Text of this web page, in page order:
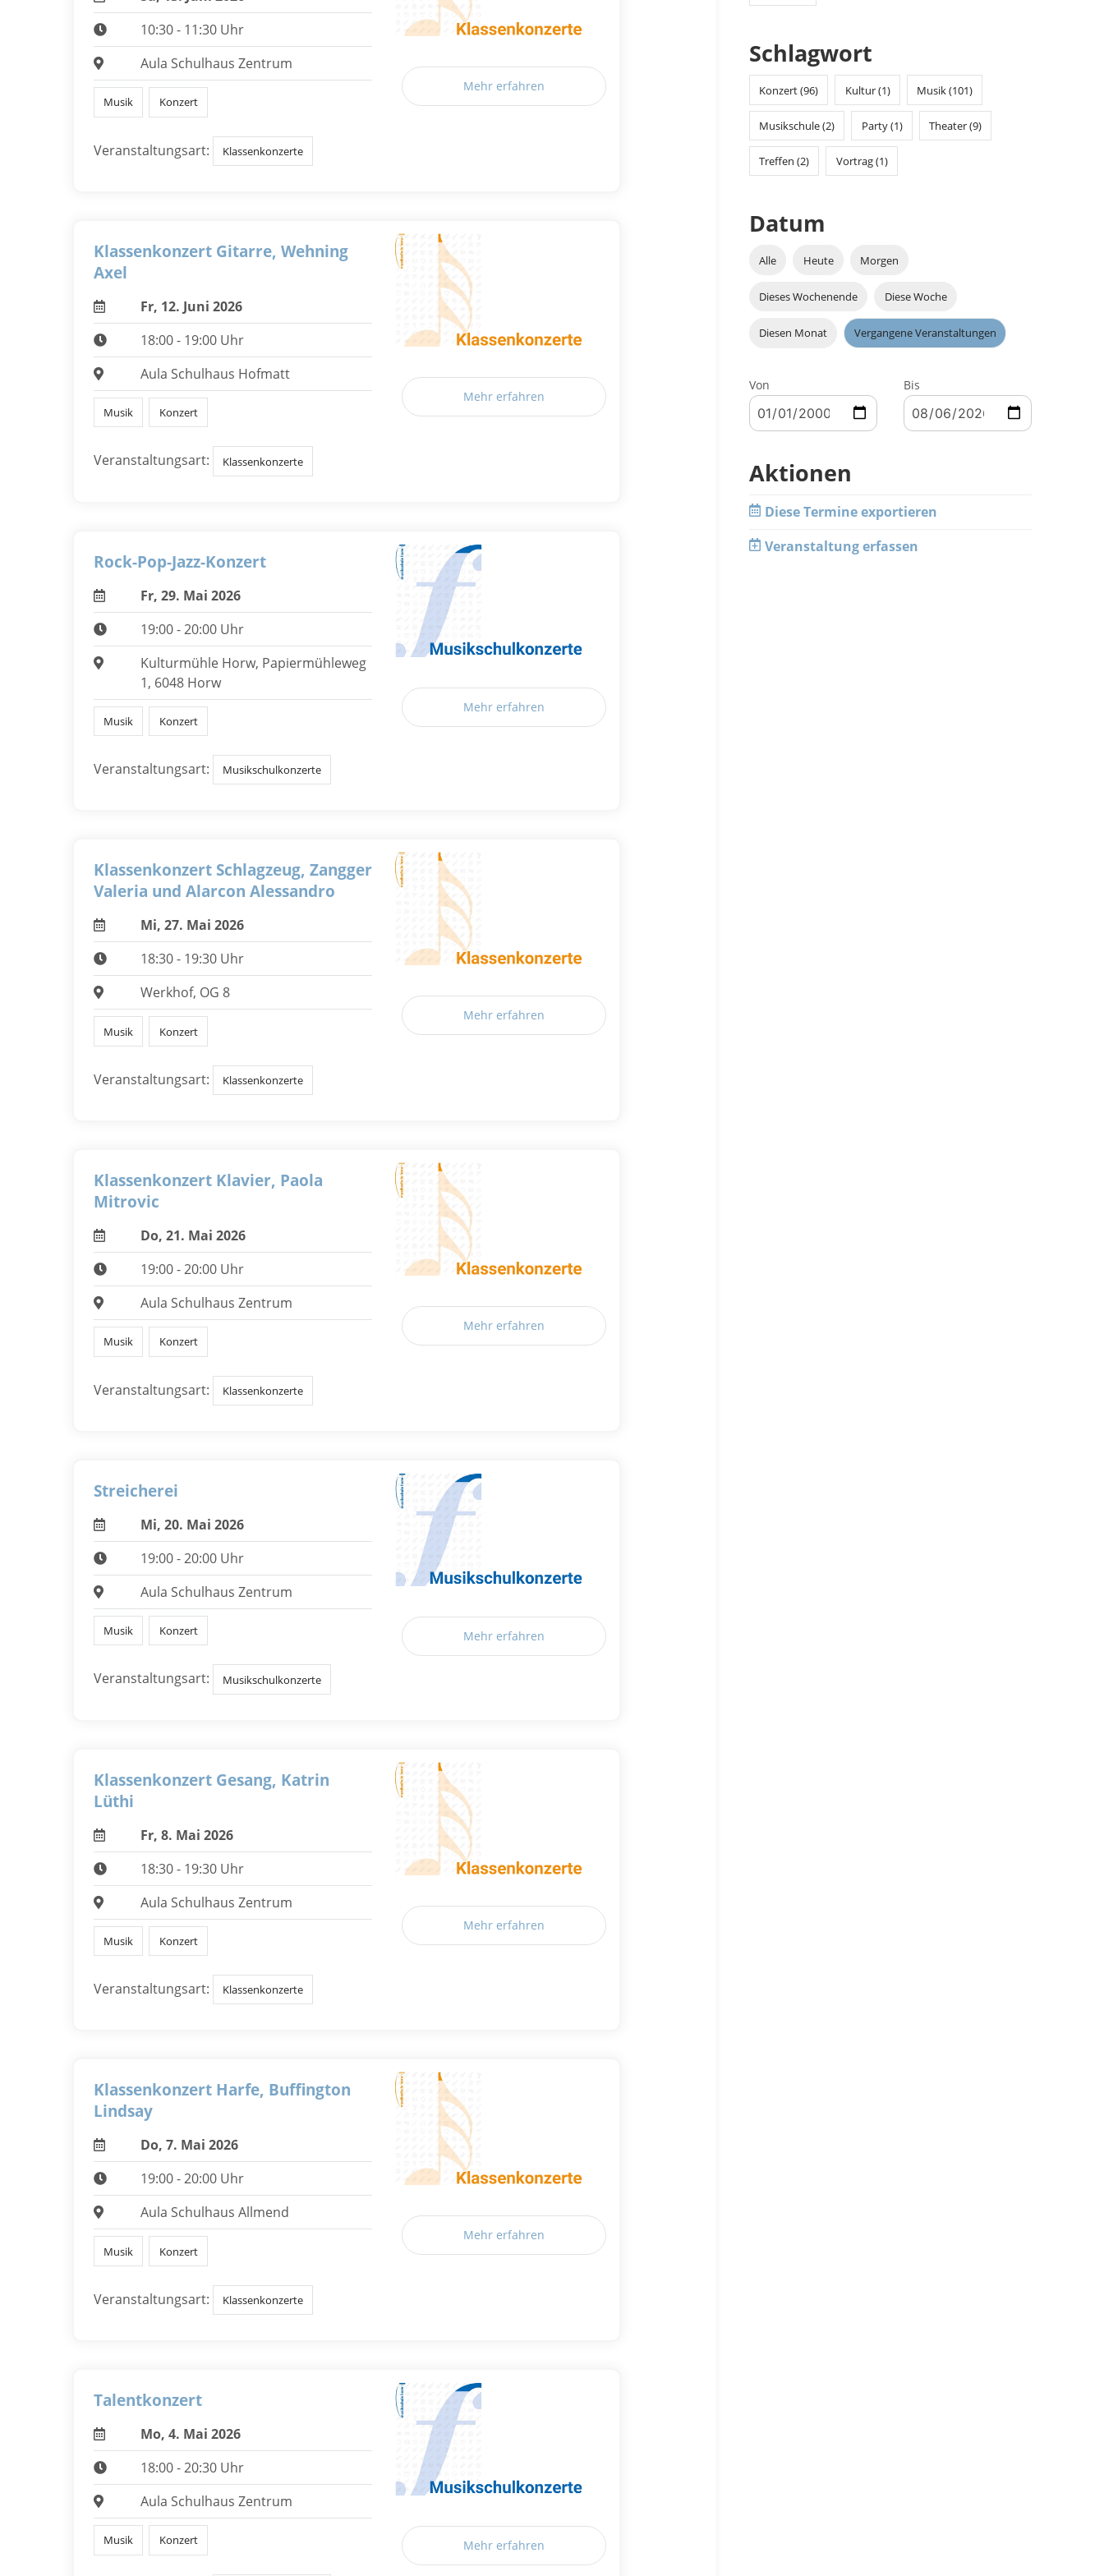
10:30 - 11:30 Uhr
Aula Schulhaus Zentrum
Musik Konzert
Veranstaltungsart: Klassenkonzerte
Mehr erfahren
Klassenkonzert Gitarre, Wehning
Axel
Fr, 12. Juni 2026
18:00 - 19:00 Uhr
Aula Schulhaus Hofmatt
Musik Konzert
Veranstaltungsart: Klassenkonzerte
Mehr erfahren
Rock-Pop-Jazz-Konzert
Fr, 29. Mai 2026
19:00 - 20:00 Uhr
Kulturmühle Horw, Papiermühleweg
1, 6048 Horw
Musik Konzert
Veranstaltungsart: Musikschulkonzerte
Mehr erfahren
Klassenkonzert Schlagzeug, Zangger
Valeria und Alarcon Alessandro
Mi, 27. Mai 2026
18:30 - 19:30 Uhr
Werkhof, OG 8
Musik Konzert
Veranstaltungsart: Klassenkonzerte
Mehr erfahren
Klassenkonzert Klavier, Paola
Mitrovic
Do, 21. Mai 2026
19:00 - 20:00 Uhr
Aula Schulhaus Zentrum
Musik Konzert
Veranstaltungsart: Klassenkonzerte
Mehr erfahren
Streicherei
Mi, 20. Mai 2026
19:00 - 20:00 Uhr
Aula Schulhaus Zentrum
Musik Konzert
Veranstaltungsart: Musikschulkonzerte
Mehr erfahren
Klassenkonzert Gesang, Katrin
Lüthi
Fr, 8. Mai 2026
18:30 - 19:30 Uhr
Aula Schulhaus Zentrum
Musik Konzert
Veranstaltungsart: Klassenkonzerte
Mehr erfahren
Klassenkonzert Harfe, Buffington
Lindsay
Do, 7. Mai 2026
19:00 - 20:00 Uhr
Aula Schulhaus Allmend
Musik Konzert
Veranstaltungsart: Klassenkonzerte
Mehr erfahren
Talentkonzert
Mo, 4. Mai 2026
18:00 - 20:30 Uhr
Aula Schulhaus Zentrum
Musik Konzert Mehr erfahren
Schlagwort
Konzert (96) Kultur (1) Musik (101)
Musikschule (2) Party (1) Theater (9)
Treffen (2) Vortrag (1)
Datum
Alle Heute Morgen
Dieses Wochenende Diese Woche
Diesen Monat Vergangene Veranstaltungen
Von Bis
Aktionen
Diese Termine exportieren
Veranstaltung erfassen